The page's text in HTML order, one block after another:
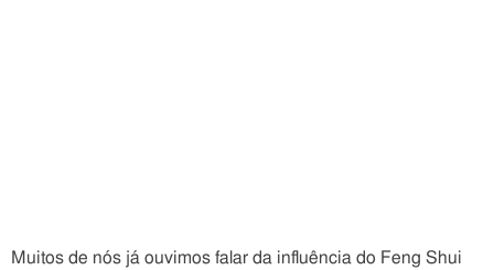
Muitos de nós já ouvimos falar da influência do Feng Shui